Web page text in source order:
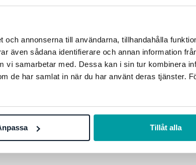
annonserna till användarna, tillhandahålla
även sådana identifierare och annan information
vi samarbetar med. Dessa kan i sin tur kombinera
de har samlat in när du har använt deras tjänster.
Tillåt alla
Upptäck strategiska möjligheter med
Lär dig hur du stärker styrelsens roll
kan uppnås.
Hur kan vi uppnå bättre affärsresultat
marknaden?